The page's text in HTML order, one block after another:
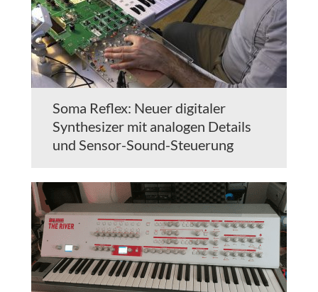
Soma Reflex: Neuer digitaler
Synthesizer mit analogen Details
und Sensor-Sound-Steuerung